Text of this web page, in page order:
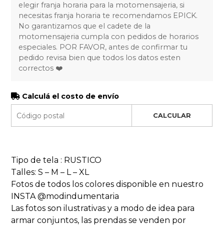
elegir franja horaria para la motomensajeria, si
necesitas franja horaria te recomendamos EPICK.
No garantizamos que el cadete de la
motomensajeria cumpla con pedidos de horarios
especiales. POR FAVOR, antes de confirmar tu
pedido revisa bien que todos los datos esten
correctos ❤️
Calculá el costo de envío
CALCULAR
Tipo de tela : RUSTICO
Talles: S – M – L – XL
Fotos de todos los colores disponible en nuestro
INSTA @modindumentaria
Las fotos son ilustrativas y a modo de idea para
armar conjuntos, las prendas se venden por